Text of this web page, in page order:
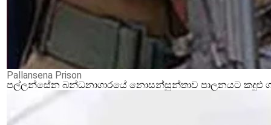
Pallansena Prison
පල්ලන්සේන බන්ධනාගාරයේ නොසන්සුන්තාව පාලනයට කදුළු